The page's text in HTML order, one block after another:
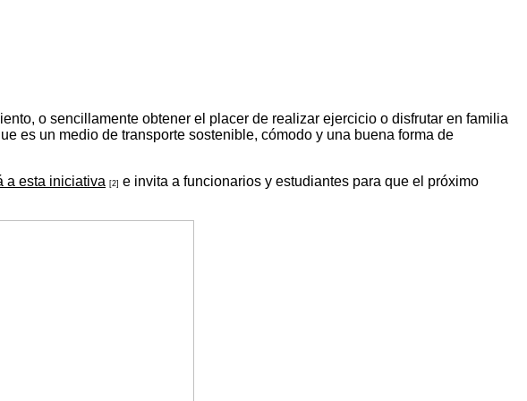
o sencillamente obtener el placer de realizar ejercicio o disfrutar en familia
es un medio de transporte sostenible, cómodo y una buena forma de
a esta iniciativa [2] e invita a funcionarios y estudiantes para que el próximo